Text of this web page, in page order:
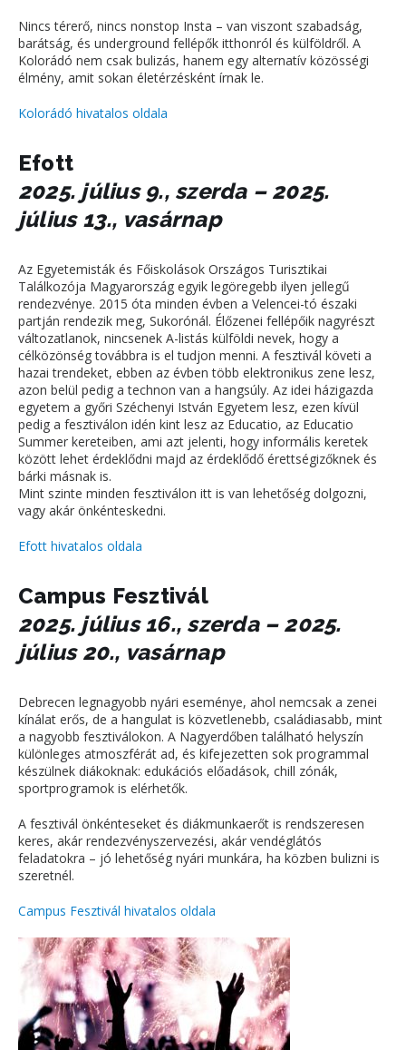
Nincs térerő, nincs nonstop Insta – van viszont szabadság,
barátság, és underground fellépők itthonról és külföldről. A
Kolorádó nem csak bulizás, hanem egy alternatív közösségi
élmény, amit sokan életérzésként írnak le.
Kolorádó hivatalos oldala
Efott
2025. július 9., szerda – 2025.
július 13., vasárnap
Az Egyetemisták és Főiskolások Országos Turisztikai
Találkozója Magyarország egyik legöregebb ilyen jellegű
rendezvénye. 2015 óta minden évben a Velencei-tó északi
partján rendezik meg, Sukorónál. Élőzenei fellépőik nagyrészt
változatlanok, nincsenek A-listás külföldi nevek, hogy a
célközönség továbbra is el tudjon menni. A fesztivál követi a
hazai trendeket, ebben az évben több elektronikus zene lesz,
azon belül pedig a technon van a hangsúly. Az idei házigazda
egyetem a győri Széchenyi István Egyetem lesz, ezen kívül
pedig a fesztiválon idén kint lesz az Educatio, az Educatio
Summer kereteiben, ami azt jelenti, hogy informális keretek
között lehet érdeklődni majd az érdeklődő érettségizőknek és
bárki másnak is.
Mint szinte minden fesztiválon itt is van lehetőség dolgozni,
vagy akár önkénteskedni.
Efott hivatalos oldala
Campus Fesztivál
2025. július 16., szerda – 2025.
július 20., vasárnap
Debrecen legnagyobb nyári eseménye, ahol nemcsak a zenei
kínálat erős, de a hangulat is közvetlenebb, családiasabb, mint
a nagyobb fesztiválokon. A Nagyerdőben található helyszín
különleges atmoszférát ad, és kifejezetten sok programmal
készülnek diákoknak: edukációs előadások, chill zónák,
sportprogramok is elérhetők.
A fesztivál önkénteseket és diákmunkaerőt is rendszeresen
keres, akár rendezvényszervezési, akár vendéglátós
feladatokra – jó lehetőség nyári munkára, ha közben bulizni is
szeretnél.
Campus Fesztivál hivatalos oldala